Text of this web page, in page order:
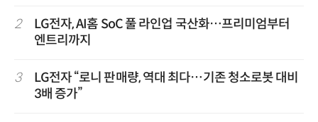
2
LG전자, AI홈 SoC 풀 라인업 국산화…프리미엄부터
엔트리까지
3
LG전자 “로니 판매량, 역대 최다…기존 청소로봇 대비
3배 증가”